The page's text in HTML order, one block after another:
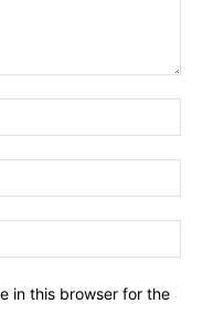
in this browser for the